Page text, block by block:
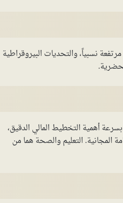
نسبياً، والتحديات البيروقراطية
أهمية التخطيط المالي الدقيق،
التعليم والصحة هما من